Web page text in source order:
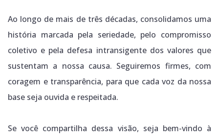
Ao longo de mais de três décadas, consolidamos uma
história marcada pela seriedade, pelo compromisso
coletivo e pela defesa intransigente dos valores que
sustentam a nossa causa. Seguiremos firmes, com
coragem e transparência, para que cada voz da nossa
base seja ouvida e respeitada.
Se você compartilha dessa visão, seja bem-vindo à